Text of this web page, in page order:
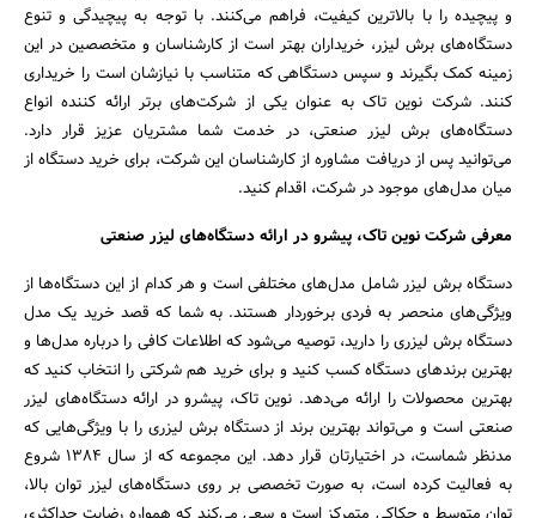
و پیچیده را با بالاترین کیفیت، فراهم می‌کنند. با توجه به پیچیدگی و تنوع
دستگاه‌های برش لیزر، خریداران بهتر است از کارشناسان و متخصصین در این
زمینه کمک بگیرند و سپس دستگاهی که متناسب با نیازشان است را خریداری
کنند. شرکت نوین تاک به عنوان یکی از شرکت‌های برتر ارائه کننده انواع
دستگاه‌های برش لیزر صنعتی، در خدمت شما مشتریان عزیز قرار دارد.
می‌توانید پس از دریافت مشاوره از کارشناسان این شرکت، برای خرید دستگاه از
میان مدل‌های موجود در شرکت، اقدام کنید.
معرفی شرکت نوین تاک، پیشرو در ارائه دستگاه‌های لیزر صنعتی
دستگاه برش لیزر شامل مدل‌های مختلفی است و هر کدام از این دستگاه‌ها از
ویژگی‌های منحصر به فردی برخوردار هستند. به شما که قصد خرید یک مدل
دستگاه برش لیزری را دارید، توصیه می‌شود که اطلاعات کافی را درباره مدل‌ها و
بهترین برندهای دستگاه کسب کنید و برای خرید هم شرکتی را انتخاب کنید که
بهترین محصولات را ارائه می‌دهد. نوین تاک، پیشرو در ارائه دستگاه‌های لیزر
صنعتی است و می‌تواند بهترین برند از دستگاه برش لیزری را با ویژگی‌هایی که
مدنظر شماست، در اختیارتان قرار دهد. این مجموعه که از سال 1384 شروع
به فعالیت کرده است، به صورت تخصصی بر روی دستگاه‌های لیزر توان بالا،